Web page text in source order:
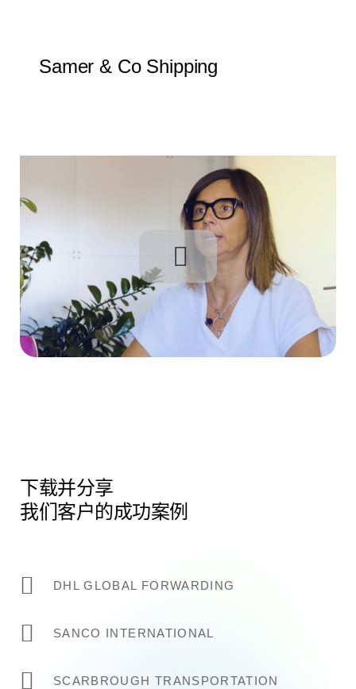
Samer & Co Shipping
下载并分享
我们客户的成功案例
DHL GLOBAL FORWARDING
SANCO INTERNATIONAL
SCARBROUGH TRANSPORTATION